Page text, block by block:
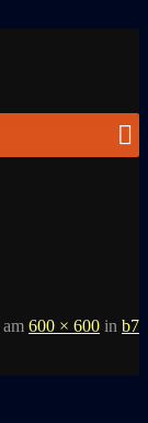
am 600 × 600 in b7